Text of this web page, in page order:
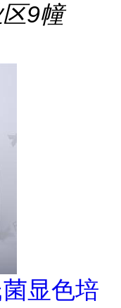
9幢
显色培